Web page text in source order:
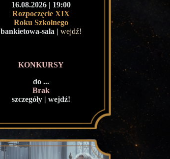
16.08.2026 | 19:00
Rozpoczęcie XIX
Roku Szkolnego
bankietowa-sala | wejdź!
KONKURSY
do ...
Brak
szczegóły | wejdź!